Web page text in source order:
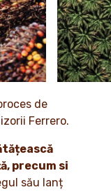
de
Ferrero.
precum si
său lanț